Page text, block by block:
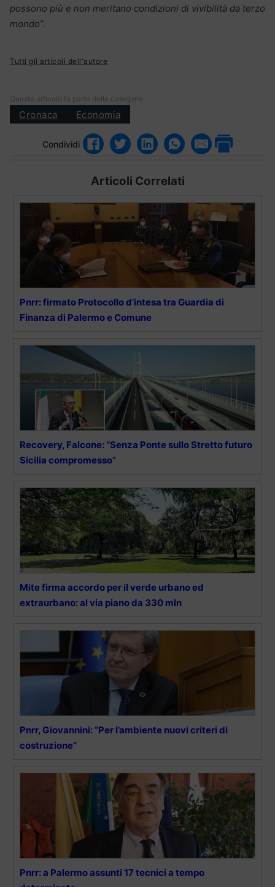
possono più e non meritano condizioni di vivibilità da terzo
mondo”.
Tutti gli articoli dell'autore
Questo articolo fa parte delle categorie:
Cronaca Economia
Condividi
Articoli Correlati
Pnrr: firmato Protocollo d’intesa tra Guardia di
Finanza di Palermo e Comune
Recovery, Falcone: “Senza Ponte sullo Stretto futuro
Sicilia compromesso”
Mite firma accordo per il verde urbano ed
extraurbano: al via piano da 330 mln
Pnrr, Giovannini: “Per l’ambiente nuovi criteri di
costruzione”
Pnrr: a Palermo assunti 17 tecnici a tempo